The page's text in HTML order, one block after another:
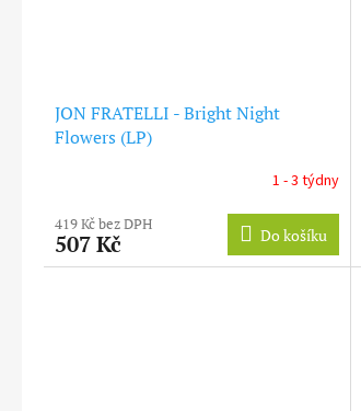
JON FRATELLI - Bright Night
Flowers (LP)
1 - 3 týdny
419 Kč bez DPH
507 Kč Do košíku